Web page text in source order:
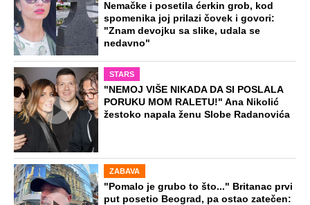
Nemačke i posetila ćerkin grob, kod
spomenika joj prilazi čovek i govori:
"Znam devojku sa slike, udala se
nedavno"
STARS
"NEMOJ VIŠE NIKADA DA SI POSLALA
PORUKU MOM RALETU!" Ana Nikolić
žestoko napala ženu Slobe Radanovića
ZABAVA
"Pomalo je grubo to što..." Britanac prvi
put posetio Beograd, pa ostao zatečen: